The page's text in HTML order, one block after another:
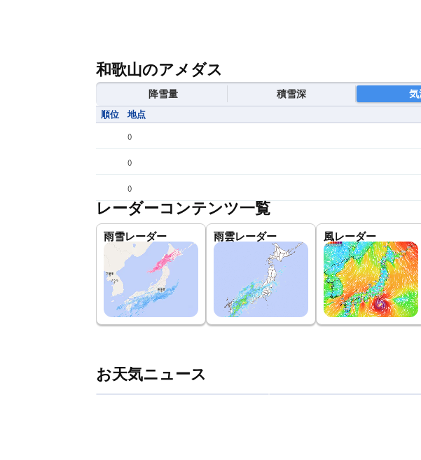
和歌山のアメダス
降雪量 積雪深 気
順位 地点
()
()
()
レーダーコンテンツ一覧
雨雪レーダー 雨雲レーダー 風レーダー
お天気ニュース